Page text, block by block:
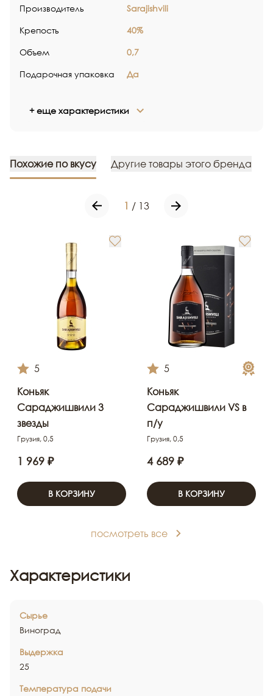
Производитель Sarajishvili
Крепость 40%
Объем 0,7
Подарочная упаковка Да
+ еще характеристики
Похожие по вкусу Другие товары этого бренда
1 / 13
5
Коньяк
Сараджишвили 3
звезды
Грузия, 0,5
1 969 ₽
В КОРЗИНУ
5
Коньяк
Сараджишвили VS в
п/у
Грузия, 0,5
4 689 ₽
В КОРЗИНУ
посмотреть все
Характеристики
Сырье
Виноград
Выдержка
25
Температура подачи